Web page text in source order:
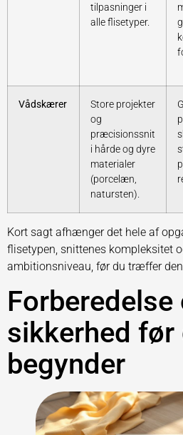
tilpasninger i
alle flisetyper.
Vådskærer
Store projekter
og
præcisionssnit
i hårde og dyre
materialer
(porcelæn,
natursten).
Kort sagt afhænger det hele af
flisetypen, snittenes kompleksitet
ambitionsniveau, før du træffer
Forberedelse
sikkerhed før
begynder